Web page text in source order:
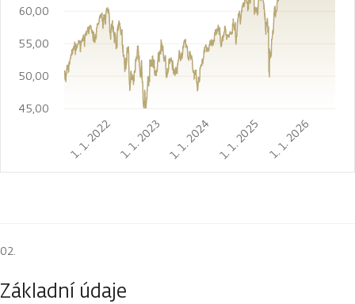
1. 1. 2022 1. 1. 2023 1. 1. 2024 1. 1. 2025 1. 1. 2026
45,00
50,00
55,00
60,00
Základní údaje